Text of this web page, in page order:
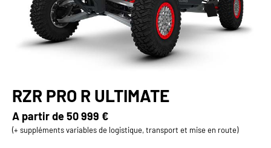
RZR PRO R ULTIMATE
A partir de50 999 €
(+ suppléments variables de logistique, transport et mise en route)